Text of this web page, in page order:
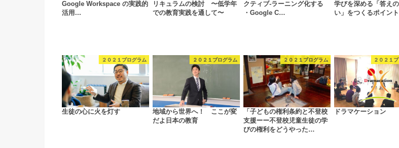
Google Workspace の実践的
活⽤…
リキュラムの検討 〜低学年
での教育実践を通して〜
クティブ-ラーニング化する
・Google C…
学びを深める「答え
い」をつくるポイン
２０２１プログラム
生徒の心に火を灯す
２０２１プログラム
地域から世界へ！ ここが変
だよ日本の教育
２０２１プログラム
「子どもの権利条約と不登校
支援ーー不登校児童生徒の学
びの権利をどうやった…
２０２１
ドラマケーション